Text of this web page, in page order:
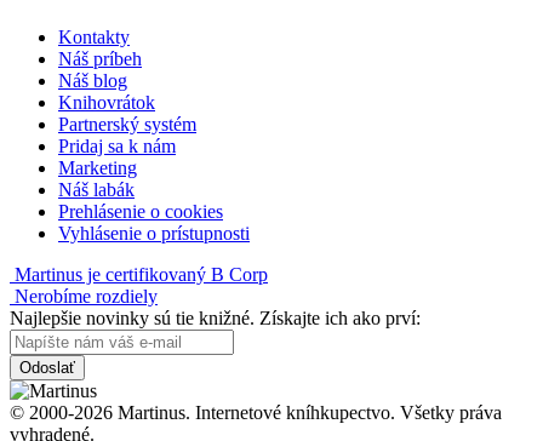
Kontakty
Náš príbeh
Náš blog
Knihovrátok
Partnerský systém
Pridaj sa k nám
Marketing
Náš labák
Prehlásenie o cookies
Vyhlásenie o prístupnosti
Martinus je certifikovaný B Corp
Nerobíme rozdiely
Najlepšie novinky sú tie knižné. Získajte ich ako prví:
Odoslať
© 2000-2026 Martinus. Internetové kníhkupectvo. Všetky práva
vyhradené.